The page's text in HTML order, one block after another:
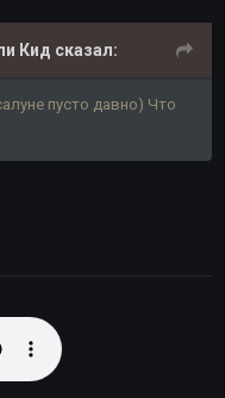
Кид сказал:
пусто давно) Что